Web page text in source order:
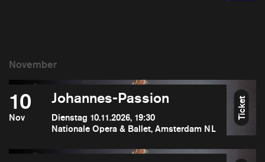
10
Nov
Johannes-Passion
Dienstag 10.11.2026, 19:30
Nationale Opera & Ballet, Amsterdam NL
Ticket